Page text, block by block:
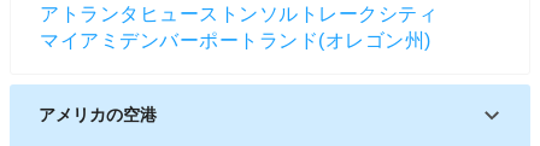
アトランタ ヒューストン ソルトレークシティ
マイアミ デンバーポートランド(オレゴン州)
アメリカの空港